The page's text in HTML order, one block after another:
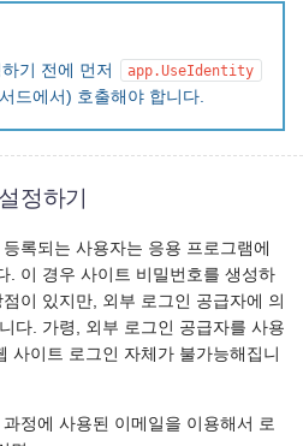
기 전에 먼저
app.UseIdentity
드에서) 호출해야 합니다.
정하기
록되는 사용자는 응용 프로그램에
. 이 경우 사이트 비밀번호를 생성하
이 있지만, 외부 로그인 공급자에 의
다. 가령, 외부 로그인 공급자를 사용
사이트 로그인 자체가 불가능해집니
정에 사용된 이메일을 이용해서 로